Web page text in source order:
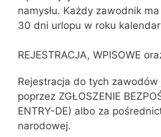
namysłu. Każdy zawodnik
30 dni urlopu w roku
REJESTRACJA, WPISOWE
Rejestracja do tych
poprzez ZGŁOSZENIE
ENTRY-DE) albo za
narodowej.